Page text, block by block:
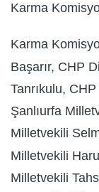
Karma
Karma
Başarır, CHP
Tanrıkulu,
Şanlıurfa
Milletvekili
Milletvekili
Milletvekili